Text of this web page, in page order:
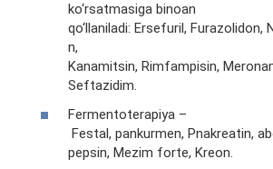
ko‘rsatmasiga binoan
qo‘llaniladi: Ersefuril, Furazolidon,
n,
Kanamitsin, Rimfampisin,
Seftazidim.
Fermentoterapiya –
Festal, pankurmen, Pnakreatin,
pepsin, Mezim forte, Kreon.